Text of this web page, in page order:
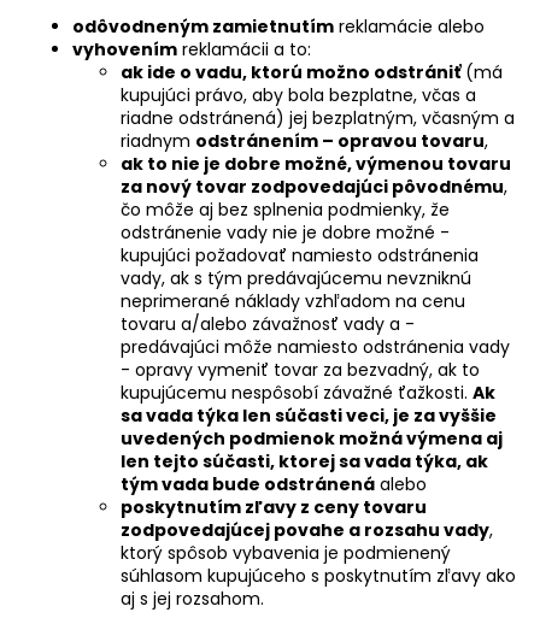
odôvodneným zamietnutím reklamácie alebo
vyhovením reklamácii a to:
ak ide o vadu, ktorú možno odstrániť(má
kupujúci právo, aby bola bezplatne, včas a
riadne odstránená) jej bezplatným, včasným a
riadnym odstránením – opravou tovaru,
ak to nie je dobre možné, výmenou tovaru
za nový tovar zodpovedajúci pôvodnému,
čo môže aj bez splnenia podmienky, že
odstránenie vady nie je dobre možné -
kupujúci požadovať namiesto odstránenia
vady, ak s tým predávajúcemu nevzniknú
neprimerané náklady vzhľadom na cenu
tovaru a/alebo závažnosť vady a -
predávajúci môže namiesto odstránenia vady
- opravy vymeniť tovar za bezvadný, ak to
kupujúcemu nespôsobí závažné ťažkosti. Ak
sa vada týka len súčasti veci, je za vyššie
uvedených podmienok možná výmena aj
len tejto súčasti, ktorej sa vada týka, ak
tým vada bude odstránená alebo
poskytnutím zľavy z ceny tovaru
zodpovedajúcej povahe a rozsahu vady,
ktorý spôsob vybavenia je podmienený
súhlasom kupujúceho s poskytnutím zľavy ako
aj s jej rozsahom.